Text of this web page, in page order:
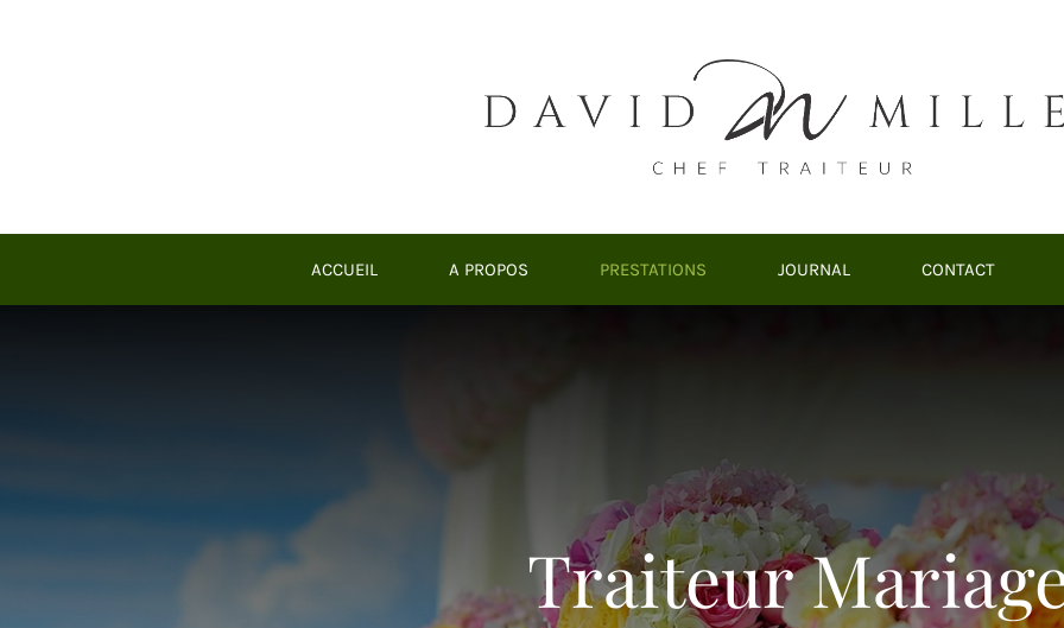
ACCUEIL A PROPOS PRESTATIONS JOURNAL CONTACT
Traiteur